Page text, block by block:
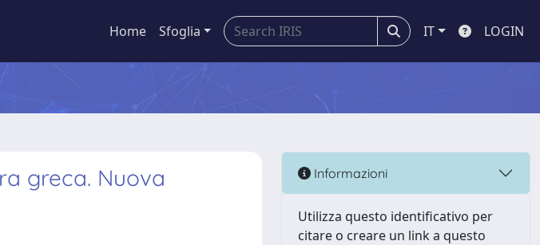
Home Sfoglia IT LOGIN
greca. Nuova
Informazioni
Utilizza questo identificativo per
citare o creare un link a questo